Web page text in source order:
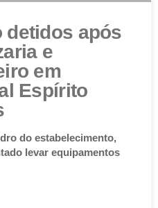
detidos após
e
em
Espírito
do estabelecimento,
levar equipamentos